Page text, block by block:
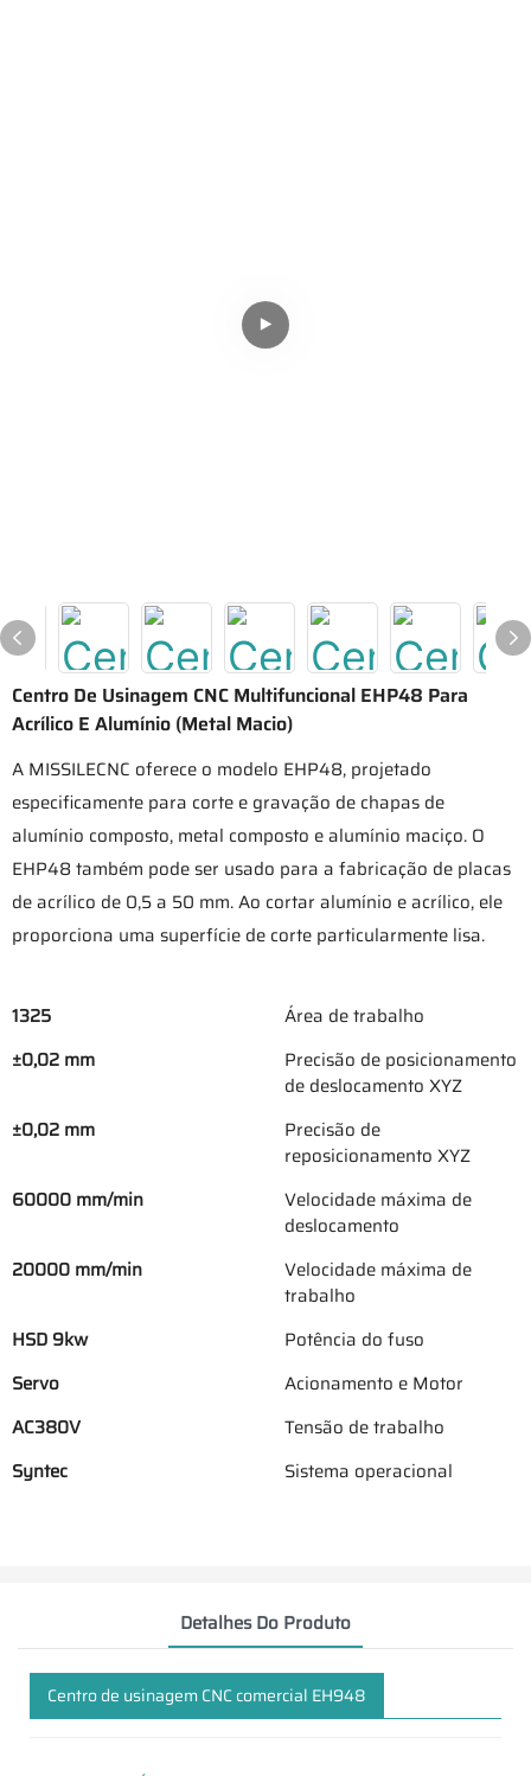
Centro De Usinagem CNC Multifuncional EHP48 Para
Acrílico E Alumínio (metal Macio)
A MISSILECNC oferece o modelo EHP48, projetado
especificamente para corte e gravação de chapas de
alumínio composto, metal composto e alumínio maciço. O
EHP48 também pode ser usado para a fabricação de placas
de acrílico de 0,5 a 50 mm. Ao cortar alumínio e acrílico, ele
proporciona uma superfície de corte particularmente lisa.
1325
Área de trabalho
±0,02 mm
Precisão de posicionamento
de deslocamento XYZ
±0,02 mm
Precisão de
reposicionamento XYZ
60000 mm/min
Velocidade máxima de
deslocamento
20000 mm/min
Velocidade máxima de
trabalho
HSD 9kw
Potência do fuso
Servo
Acionamento e Motor
AC380V
Tensão de trabalho
Syntec
Sistema operacional
Detalhes Do Produto
Centro de usinagem CNC comercial EH948